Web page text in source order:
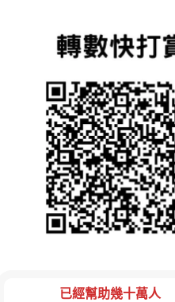
已經幫助幾十萬人